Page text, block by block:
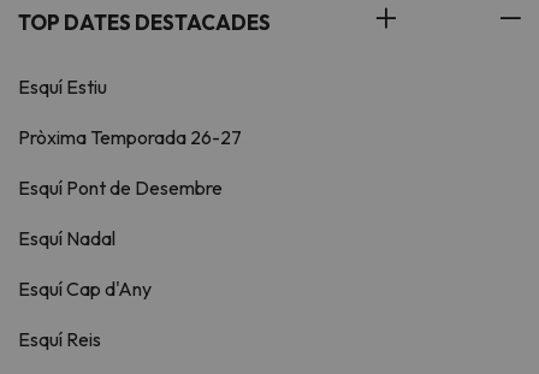
TOP DATES DESTACADES
Esquí Estiu
Pròxima Temporada 26-27
Esquí Pont de Desembre
Esquí Nadal
Esquí Cap d'Any
Esquí Reis